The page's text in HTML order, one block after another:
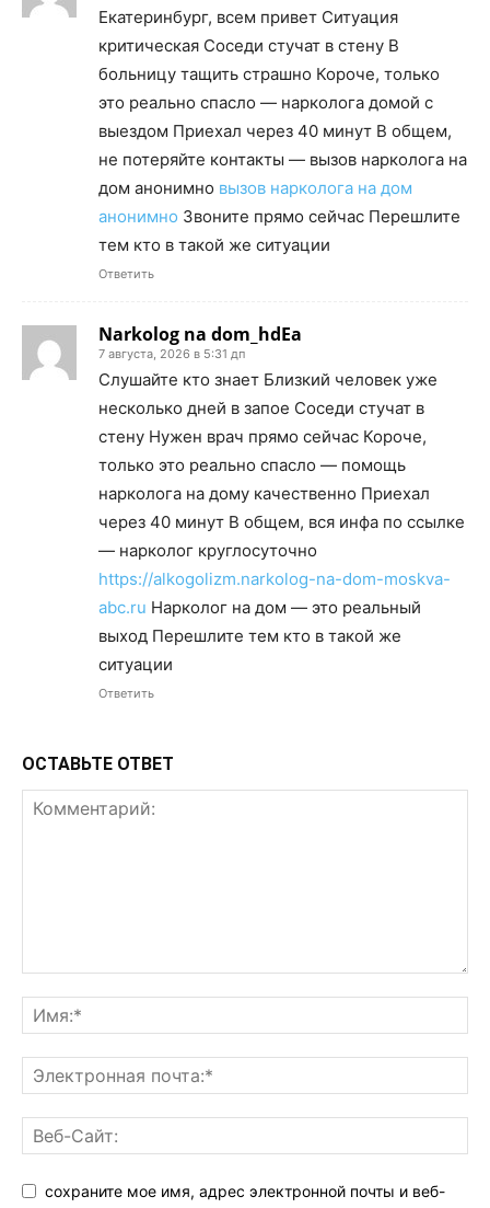
Екатеринбург, всем привет Ситуация
критическая Соседи стучат в стену В
больницу тащить страшно Короче, только
это реально спасло — нарколога домой с
выездом Приехал через 40 минут В общем,
не потеряйте контакты — вызов нарколога на
дом анонимно вызов нарколога на дом
анонимно Звоните прямо сейчас Перешлите
тем кто в такой же ситуации
Ответить
Narkolog na dom_hdEa
7 августа, 2026 в 5:31 дп
Слушайте кто знает Близкий человек уже
несколько дней в запое Соседи стучат в
стену Нужен врач прямо сейчас Короче,
только это реально спасло — помощь
нарколога на дому качественно Приехал
через 40 минут В общем, вся инфа по ссылке
— нарколог круглосуточно
https://alkogolizm.narkolog-na-dom-moskva-
abc.ru Нарколог на дом — это реальный
выход Перешлите тем кто в такой же
ситуации
Ответить
ОСТАВЬТЕ ОТВЕТ
сохраните мое имя, адрес электронной почты и веб-